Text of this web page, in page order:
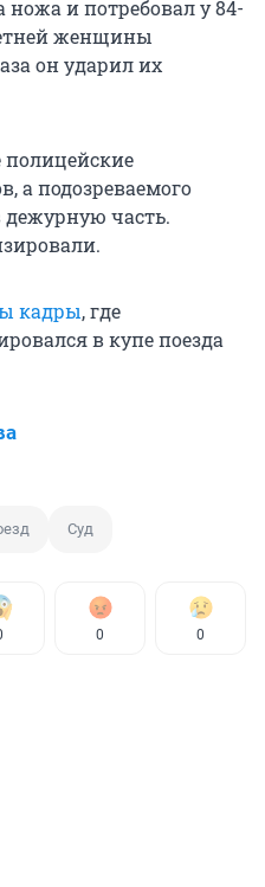
и потребовал у 84-
женщины
он ударил их
полицейские
а подозреваемого
часть.
кадры, где
в купе поезда
Суд
0 0